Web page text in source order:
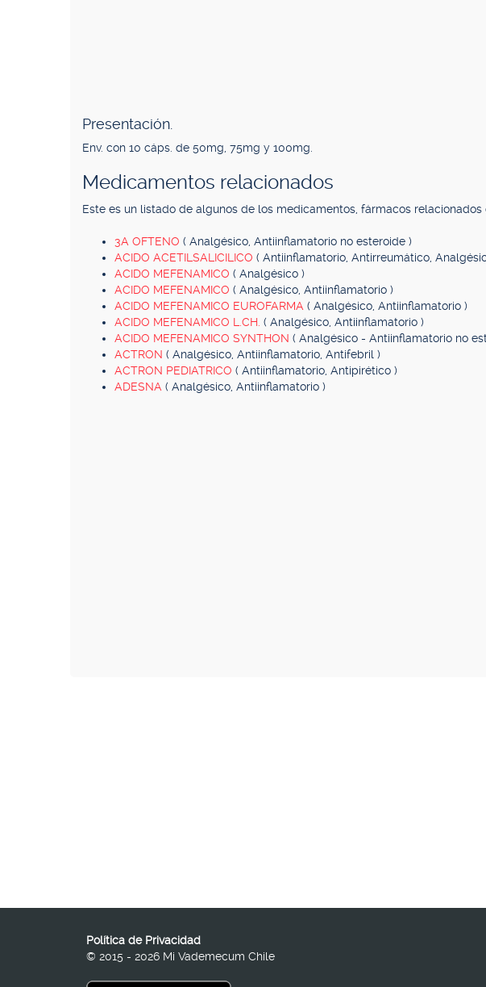
Presentación.
Env. con 10 cáps. de 50mg, 75mg y 100mg.
Medicamentos relacionados
Este es un listado de algunos de los medicamentos, fármacos relacionados
3A OFTENO ( Analgésico, Antiinflamatorio no esteroide )
ACIDO ACETILSALICILICO ( Antiinflamatorio, Antirreumático,
ACIDO MEFENAMICO ( Analgésico )
ACIDO MEFENAMICO ( Analgésico, Antiinflamatorio )
ACIDO MEFENAMICO EUROFARMA ( Analgésico, Antiinflamatorio )
ACIDO MEFENAMICO L.CH. ( Analgésico, Antiinflamatorio )
ACIDO MEFENAMICO SYNTHON ( Analgésico - Antiinflamatorio no
ACTRON ( Analgésico, Antiinflamatorio, Antifebril )
ACTRON PEDIATRICO ( Antiinflamatorio, Antipirético )
ADESNA ( Analgésico, Antiinflamatorio )
Política de Privacidad
© 2015 - 2026 Mi Vademecum Chile